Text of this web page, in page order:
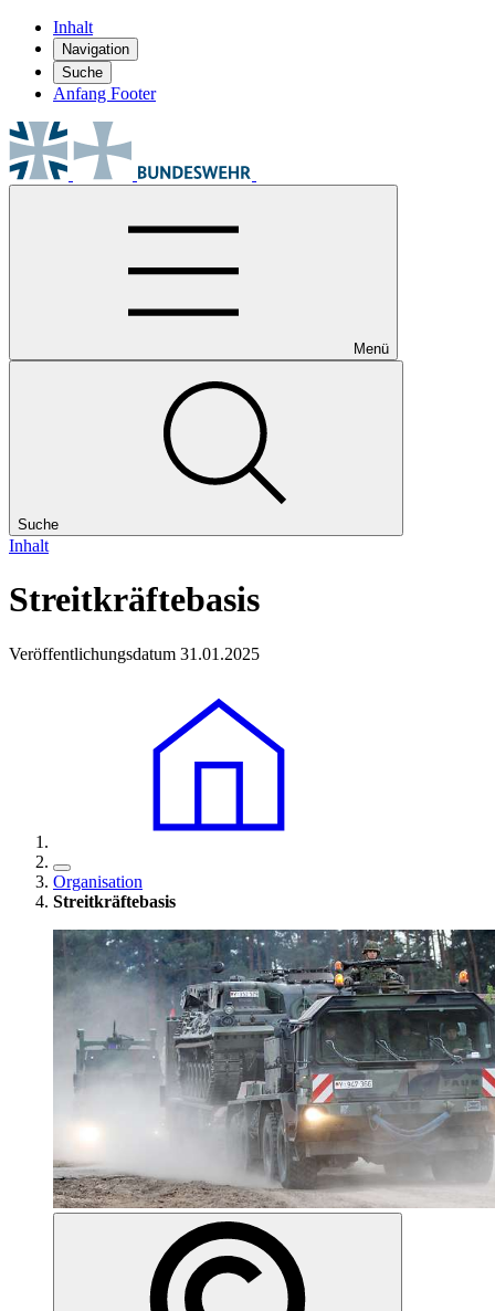
Inhalt
Navigation
Suche
Anfang Footer
Menü
Suche
Inhalt
Streitkräftebasis
Veröffentlichungsdatum 31.01.2025
Organisation
Streitkräftebasis